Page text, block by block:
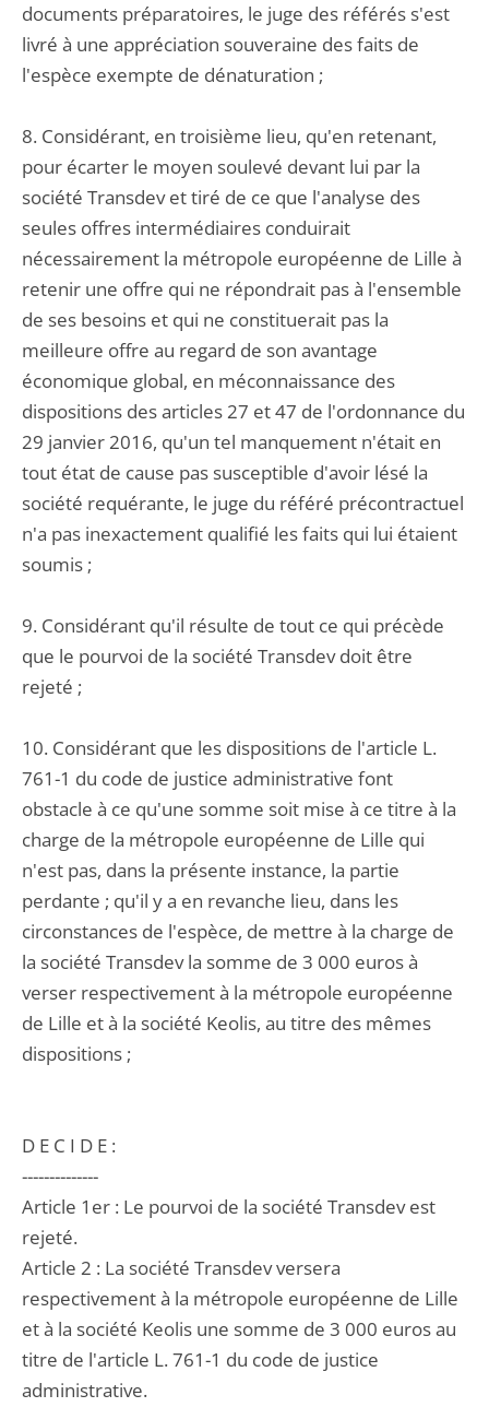
documents préparatoires, le juge des référés s'est
livré à une appréciation souveraine des faits de
l'espèce exempte de dénaturation ;
8. Considérant, en troisième lieu, qu'en retenant,
pour écarter le moyen soulevé devant lui par la
société Transdev et tiré de ce que l'analyse des
seules offres intermédiaires conduirait
nécessairement la métropole européenne de Lille à
retenir une offre qui ne répondrait pas à l'ensemble
de ses besoins et qui ne constituerait pas la
meilleure offre au regard de son avantage
économique global, en méconnaissance des
dispositions des articles 27 et 47 de l'ordonnance du
29 janvier 2016, qu'un tel manquement n'était en
tout état de cause pas susceptible d'avoir lésé la
société requérante, le juge du référé précontractuel
n'a pas inexactement qualifié les faits qui lui étaient
soumis ;
9. Considérant qu'il résulte de tout ce qui précède
que le pourvoi de la société Transdev doit être
rejeté ;
10. Considérant que les dispositions de l'article L.
761-1 du code de justice administrative font
obstacle à ce qu'une somme soit mise à ce titre à la
charge de la métropole européenne de Lille qui
n'est pas, dans la présente instance, la partie
perdante ; qu'il y a en revanche lieu, dans les
circonstances de l'espèce, de mettre à la charge de
la société Transdev la somme de 3 000 euros à
verser respectivement à la métropole européenne
de Lille et à la société Keolis, au titre des mêmes
dispositions ;
D E C I D E :
--------------
Article 1er : Le pourvoi de la société Transdev est
rejeté.
Article 2 : La société Transdev versera
respectivement à la métropole européenne de Lille
et à la société Keolis une somme de 3 000 euros au
titre de l'article L. 761-1 du code de justice
administrative.